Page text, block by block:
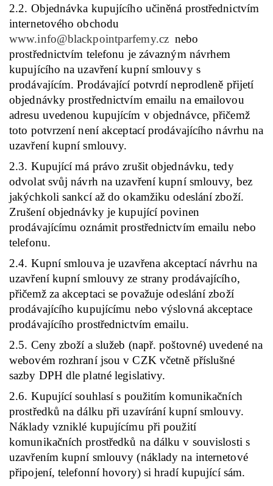
2.2. Objednávka kupujícího učiněná prostřednictvím
internetového obchodu
www.info@blackpointparfemy.cznebo
prostřednictvím telefonu je závazným návrhem
kupujícího na uzavření kupní smlouvy s
prodávajícím. Prodávající potvrdí neprodleně přijetí
objednávky prostřednictvím emailu na emailovou
adresu uvedenou kupujícím v objednávce, přičemž
toto potvrzení není akceptací prodávajícího návrhu na
uzavření kupní smlouvy.
2.3. Kupující má právo zrušit objednávku, tedy
odvolat svůj návrh na uzavření kupní smlouvy, bez
jakýchkoli sankcí až do okamžiku odeslání zboží.
Zrušení objednávky je kupující povinen
prodávajícímu oznámit prostřednictvím emailu nebo
telefonu.
2.4. Kupní smlouva je uzavřena akceptací návrhu na
uzavření kupní smlouvy ze strany prodávajícího,
přičemž za akceptaci se považuje odeslání zboží
prodávajícího kupujícímu nebo výslovná akceptace
prodávajícího prostřednictvím emailu.
2.5. Ceny zboží a služeb (např. poštovné) uvedené na
webovém rozhraní jsou v CZK včetně příslušné
sazby DPH dle platné legislativy.
2.6. Kupující souhlasí s použitím komunikačních
prostředků na dálku při uzavírání kupní smlouvy.
Náklady vzniklé kupujícímu při použití
komunikačních prostředků na dálku v souvislosti s
uzavřením kupní smlouvy (náklady na internetové
připojení, telefonní hovory) si hradí kupující sám.